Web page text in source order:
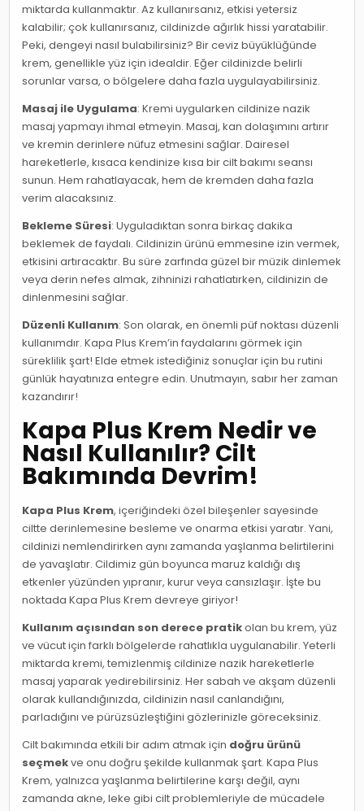
miktarda kullanmaktır. Az kullanırsanız, etkisi yetersiz
kalabilir; çok kullanırsanız, cildinizde ağırlık hissi yaratabilir.
Peki, dengeyi nasıl bulabilirsiniz? Bir ceviz büyüklüğünde
krem, genellikle yüz için idealdir. Eğer cildinizde belirli
sorunlar varsa, o bölgelere daha fazla uygulayabilirsiniz.
Masaj ile Uygulama: Kremi uygularken cildinize nazik
masaj yapmayı ihmal etmeyin. Masaj, kan dolaşımını artırır
ve kremin derinlere nüfuz etmesini sağlar. Dairesel
hareketlerle, kısaca kendinize kısa bir cilt bakımı seansı
sunun. Hem rahatlayacak, hem de kremden daha fazla
verim alacaksınız.
Bekleme Süresi: Uyguladıktan sonra birkaç dakika
beklemek de faydalı. Cildinizin ürünü emmesine izin vermek,
etkisini artıracaktır. Bu süre zarfında güzel bir müzik dinlemek
veya derin nefes almak, zihninizi rahatlatırken, cildinizin de
dinlenmesini sağlar.
Düzenli Kullanım: Son olarak, en önemli püf noktası düzenli
kullanımdır. Kapa Plus Krem’in faydalarını görmek için
süreklilik şart! Elde etmek istediğiniz sonuçlar için bu rutini
günlük hayatınıza entegre edin. Unutmayın, sabır her zaman
kazandırır!
Kapa Plus Krem Nedir ve
Nasıl Kullanılır? Cilt
Bakımında Devrim!
Kapa Plus Krem, içeriğindeki özel bileşenler sayesinde
ciltte derinlemesine besleme ve onarma etkisi yaratır. Yani,
cildinizi nemlendirirken aynı zamanda yaşlanma belirtilerini
de yavaşlatır. Cildimiz gün boyunca maruz kaldığı dış
etkenler yüzünden yıpranır, kurur veya cansızlaşır. İşte bu
noktada Kapa Plus Krem devreye giriyor!
Kullanım açısından son derece pratikolan bu krem, yüz
ve vücut için farklı bölgelerde rahatlıkla uygulanabilir. Yeterli
miktarda kremi, temizlenmiş cildinize nazik hareketlerle
masaj yaparak yedirebilirsiniz. Her sabah ve akşam düzenli
olarak kullandığınızda, cildinizin nasıl canlandığını,
parladığını ve pürüzsüzleştiğini gözlerinizle göreceksiniz.
Cilt bakımında etkili bir adım atmak için doğru ürünü
seçmekve onu doğru şekilde kullanmak şart. Kapa Plus
Krem, yalnızca yaşlanma belirtilerine karşı değil, aynı
zamanda akne, leke gibi cilt problemleriyle de mücadele